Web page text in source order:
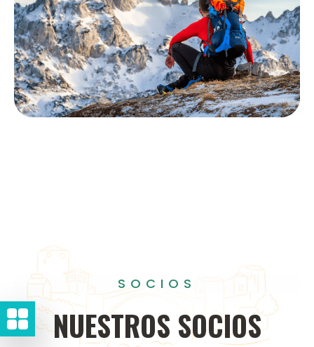
SOCIOS
NUESTROS SOCIOS